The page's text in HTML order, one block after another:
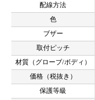
配線方法
色
ブザー
取付ピッチ
材質（グローブ/ボディ）
価格（税抜き）
保護等級